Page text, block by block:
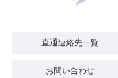
直通連絡先一覧
お問い合わせ